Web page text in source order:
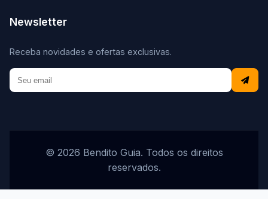
Newsletter
Receba novidades e ofertas exclusivas.
© 2026 Bendito Guia. Todos os direitos
reservados.